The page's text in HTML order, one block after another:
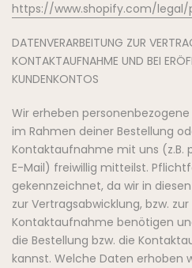
https://www.shopify.com/legal/
DATENVERARBEITUNG ZUR
KONTAKTAUFNAHME UND BEI
KUNDENKONTOS
Wir erheben
im Rahmen deiner Bestellung
Kontaktaufnahme mit uns (z.B.
E-Mail) freiwillig mitteilst.
gekennzeichnet, da wir in
zur Vertragsabwicklung, bzw.
Kontaktaufnahme benötigen
die Bestellung bzw. die
kannst. Welche Daten erhoben